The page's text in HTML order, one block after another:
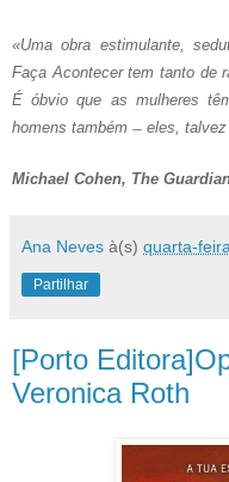
«Uma obra estimulante,
Faça Acontecer tem tanto de
É óbvio que as mulheres
homens também ̶ eles,
Michael Cohen, The
Ana Neves à(s) quarta-
Partilhar
[Porto
Veronica Roth